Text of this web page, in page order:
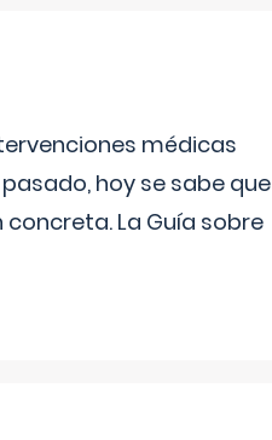
médicas
hoy se sabe que
La Guía sobre